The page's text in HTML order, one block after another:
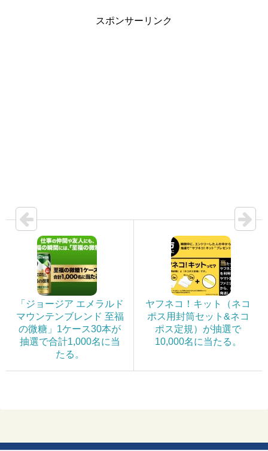
スポンサーリンク
「ジョージア エメラルド
マウンテンブレンド 至福
の微糖」1ケース30本が
抽選で合計1,000名に当
たる。
ヤフネコ！キット（ネコ
ポス用封筒セット&ネコ
ポス定規）が抽選で
10,000名に当たる。